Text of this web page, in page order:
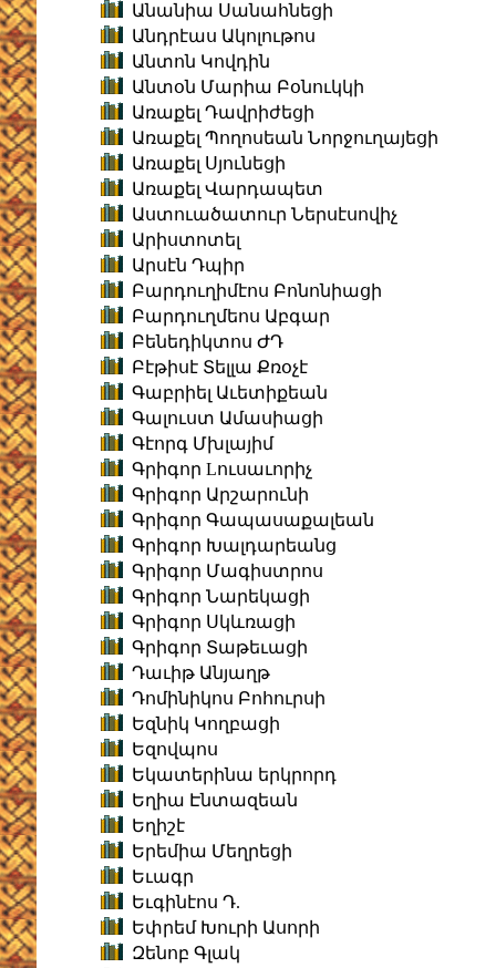
Անանիա Սանահնեցի
Անդրէաս Ակոլութոս
Անտոն Կովդին
Անտօն Մարիա Բօնուկկի
Առաքել Դավրիժեցի
Առաքել Պողոսեան Նորջուղայեցի
Առաքել Սյունեցի
Առաքել Վարդապետ
Աստուածատուր Ներսէսովիչ
Արիստոտել
Արսէն Դպիր
Բարդուղիմէոս Բոնոնիացի
Բարդուղմեոս Աբգար
Բենեդիկտոս ԺԴ
Բէթիսէ Տելլա Քռօչէ
Գաբրիել Աւետիքեան
Գալուստ Ամասիացի
Գէորգ Մխլայիմ
Գրիգոր Lուսաւորիչ
Գրիգոր Արշարունի
Գրիգոր Գապասաքալեան
Գրիգոր Խալդարեանց
Գրիգոր Մագիստրոս
Գրիգոր Նարեկացի
Գրիգոր Սկևռացի
Գրիգոր Տաթեւացի
Դաւիթ Անյաղթ
Դոմինիկոս Բոհուրսի
Եզնիկ Կողբացի
Եզովպոս
Եկատերինա երկրորդ
Եղիա Էնտազեան
Եղիշէ
Երեմիա Մեղրեցի
Եւագր
Եւգինէոս Դ.
Եփրեմ Խուրի Ասորի
Զենոբ Գլակ